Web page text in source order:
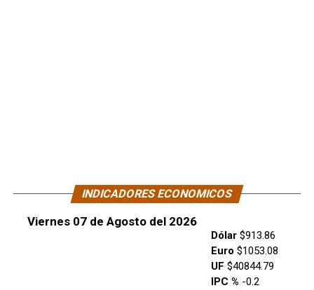
INDICADORES ECONOMICOS
Viernes 07 de Agosto del 2026
Dólar$913.86
Euro $1053.08
UF $40844.79
IPC % -0.2